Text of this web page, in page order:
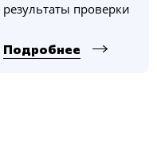
результаты проверки
Подробнее